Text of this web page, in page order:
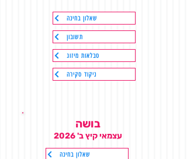
שאלון בחינה
תשובון
טבלאות מיזוג
ניקוד סקירה
בושה
עצמאי קיץ ב' 2026
שאלון בחינה